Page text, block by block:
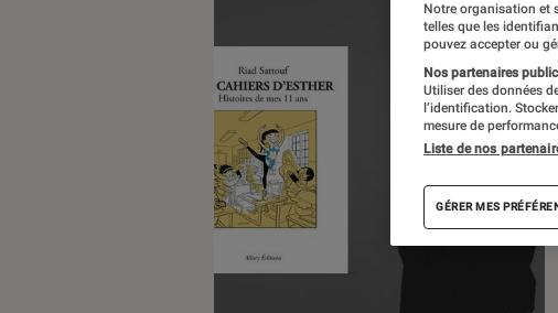
Notre organisation et
telles que les
pouvez accepter ou
Nos partenaires
Utiliser des données
l’identification.
mesure de
Liste de nos
GÉRER MES